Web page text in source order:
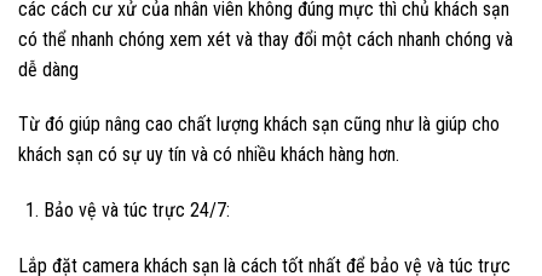
các cách cư xử của nhân viên không đúng mực thì chủ khách sạn
có thể nhanh chóng xem xét và thay đổi một cách nhanh chóng và
dễ dàng
Từ đó giúp nâng cao chất lượng khách sạn cũng như là giúp cho
khách sạn có sự uy tín và có nhiều khách hàng hơn.
Bảo vệ và túc trực 24/7:
Lắp đặt camera khách sạn là cách tốt nhất để bảo vệ và túc trực